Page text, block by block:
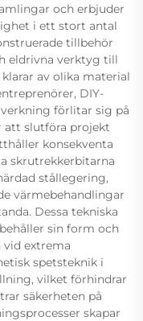
och erbjuder
i ett stort antal
tillbehör
eldrivna verktyg till
av olika material
DIY-
förlitar sig på
att slutföra projekt
konsekventa
skrutrekkerbitarna
stållegering,
värmebehandlingar
Dessa tekniska
sin form och
vid extrema
spetsteknik i
vilket förhindrar
säkerheten på
skapar